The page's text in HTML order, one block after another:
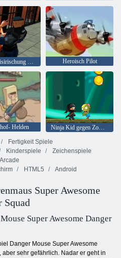
Gefängnisirischung 2020 Heroisch Pilot
Helden
Ninja Kid gegen Zombies
Fertigkeit Spiele
Kinderspiele
Zeichenspiele
Arcade
HTML5 Android
Super Awesome
Squad
Super Awesome Danger
Danger Mouse Super Awesome
sehr gefährlich. Nadar er geht in